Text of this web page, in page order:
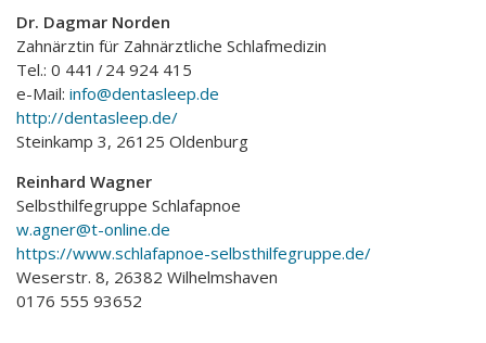
Dr. Dagmar Norden
Zahnärztin für Zahnärztliche Schlafmedizin
Tel.: 0 441 / 24 924 415
e-Mail: info@dentasleep.de
http://dentasleep.de/
Steinkamp 3, 26125 Oldenburg
Reinhard Wagner
Selbsthilfegruppe Schlafapnoe
w.agner@t-online.de
https://www.schlafapnoe-selbsthilfegruppe.de/
Weserstr. 8, 26382 Wilhelmshaven
0176 555 93652